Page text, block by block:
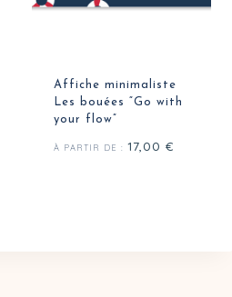
Affiche minimaliste
Les bouées “Go with
your flow”
À PARTIR DE : 17,00 €